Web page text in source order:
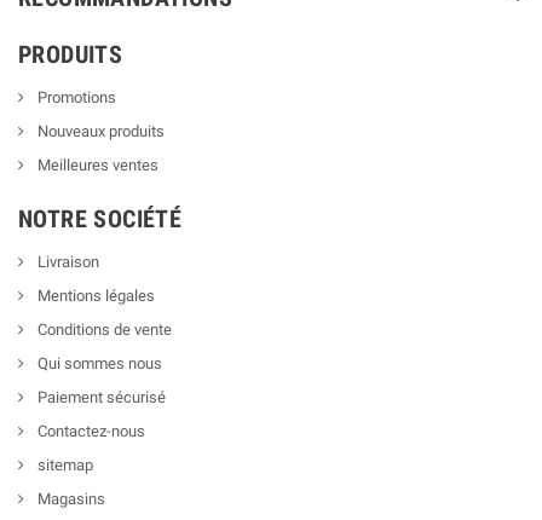
PRODUITS
Promotions
Nouveaux produits
Meilleures ventes
NOTRE SOCIÉTÉ
Livraison
Mentions légales
Conditions de vente
Qui sommes nous
Paiement sécurisé
Contactez-nous
sitemap
Magasins